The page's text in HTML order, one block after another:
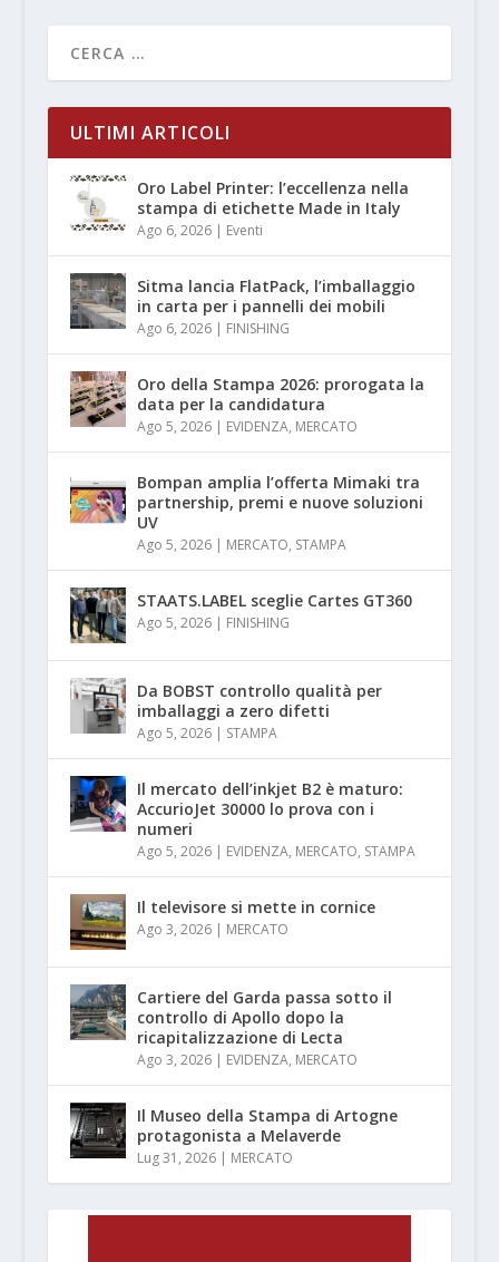
ULTIMI ARTICOLI
Oro Label Printer: l’eccellenza nella
stampa di etichette Made in Italy
Ago 6, 2026| Eventi
Sitma lancia FlatPack, l’imballaggio
in carta per i pannelli dei mobili
Ago 6, 2026| FINISHING
Oro della Stampa 2026: prorogata la
data per la candidatura
Ago 5, 2026| EVIDENZA, MERCATO
Bompan amplia l’offerta Mimaki tra
partnership, premi e nuove soluzioni
UV
Ago 5, 2026| MERCATO, STAMPA
STAATS.LABEL sceglie Cartes GT360
Ago 5, 2026| FINISHING
Da BOBST controllo qualità per
imballaggi a zero difetti
Ago 5, 2026| STAMPA
Il mercato dell’inkjet B2 è maturo:
AccurioJet 30000 lo prova con i
numeri
Ago 5, 2026| EVIDENZA, MERCATO, STAMPA
Il televisore si mette in cornice
Ago 3, 2026| MERCATO
Cartiere del Garda passa sotto il
controllo di Apollo dopo la
ricapitalizzazione di Lecta
Ago 3, 2026| EVIDENZA, MERCATO
Il Museo della Stampa di Artogne
protagonista a Melaverde
Lug 31, 2026| MERCATO